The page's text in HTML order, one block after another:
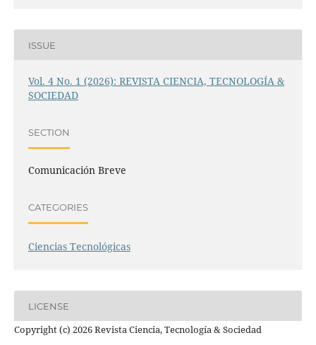
ISSUE
Vol. 4 No. 1 (2026): REVISTA CIENCIA, TECNOLOGÍA &
SOCIEDAD
SECTION
Comunicación Breve
CATEGORIES
Ciencias Tecnológicas
LICENSE
Copyright (c) 2026 Revista Ciencia, Tecnología & Sociedad